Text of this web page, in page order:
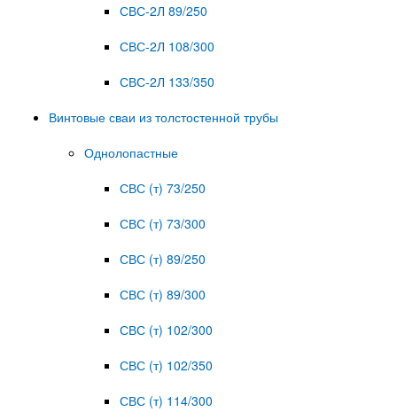
СВС-2Л 89/250
СВС-2Л 108/300
СВС-2Л 133/350
Винтовые сваи из толстостенной трубы
Однолопастные
СВС (т) 73/250
СВС (т) 73/300
СВС (т) 89/250
СВС (т) 89/300
СВС (т) 102/300
СВС (т) 102/350
СВС (т) 114/300